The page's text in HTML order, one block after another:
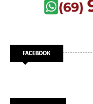
FACEBOOK